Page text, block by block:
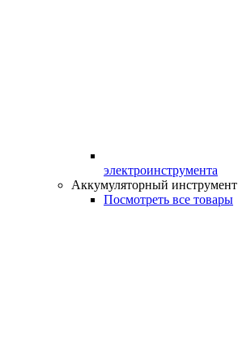
электроинструмента
Аккумуляторный инструмент
Посмотреть все товары